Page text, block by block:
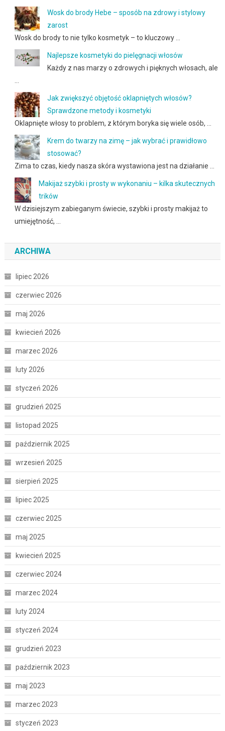
Wosk do brody Hebe – sposób na zdrowy i stylowy
zarost
Wosk do brody to nie tylko kosmetyk – to kluczowy …
Najlepsze kosmetyki do pielęgnacji włosów
Każdy z nas marzy o zdrowych i pięknych włosach, ale
Jak zwiększyć objętość oklapniętych włosów?
Sprawdzone metody i kosmetyki
Oklapnięte włosy to problem, z którym boryka się wiele osób, …
Krem do twarzy na zimę – jak wybrać i prawidłowo
stosować?
Zima to czas, kiedy nasza skóra wystawiona jest na działanie …
Makijaż szybki i prosty w wykonaniu – kilka skutecznych
trików
W dzisiejszym zabieganym świecie, szybki i prosty makijaż to
umiejętność, …
ARCHIWA
lipiec 2026
czerwiec 2026
maj 2026
kwiecień 2026
marzec 2026
luty 2026
styczeń 2026
grudzień 2025
listopad 2025
październik 2025
wrzesień 2025
sierpień 2025
lipiec 2025
czerwiec 2025
maj 2025
kwiecień 2025
czerwiec 2024
marzec 2024
luty 2024
styczeń 2024
grudzień 2023
październik 2023
maj 2023
marzec 2023
styczeń 2023